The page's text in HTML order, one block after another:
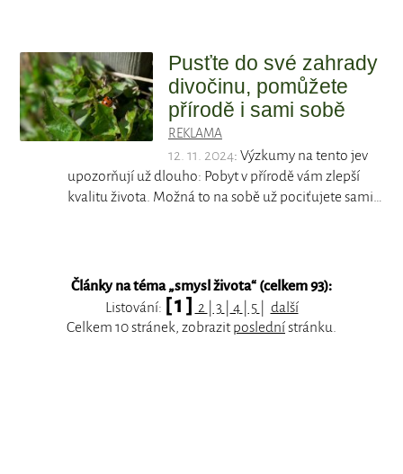
Pusťte do své zahrady
divočinu, pomůžete
přírodě i sami sobě
REKLAMA
12. 11. 2024: Výzkumy na tento jev
upozorňují už dlouho: Pobyt v přírodě vám zlepší
kvalitu života. Možná to na sobě už pociťujete sami…
Články na téma „smysl života“ (celkem 93):
Listování: [ 1 ] 2 3 4 5
další
Celkem 10 stránek, zobrazitposlednístránku.